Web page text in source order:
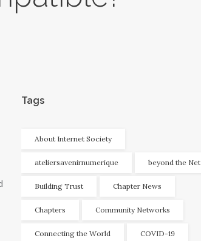
Tags
About Internet Society
ateliersavenirnumerique beyond the Net
Building Trust Chapter News
Chapters Community Networks
Connecting the World COVID-19